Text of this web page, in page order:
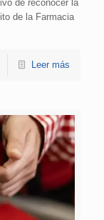
de reconocer la
de la Farmacia
Leer más